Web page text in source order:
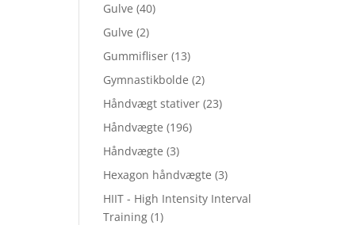
Gulve (40)
Gulve (2)
Gummifliser (13)
Gymnastikbolde (2)
Håndvægt stativer (23)
Håndvægte (196)
Håndvægte (3)
Hexagon håndvægte (3)
HIIT - High Intensity Interval
Training (1)